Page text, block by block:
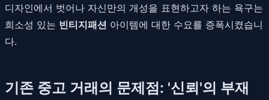
디자인에서 벗어나 자신만의 개성을 표현하고자 하는 욕구는
희소성 있는 빈티지패션 아이템에 대한 수요를 증폭시켰습니
다.
기존 중고 거래의 문제점: '신뢰'의 부재